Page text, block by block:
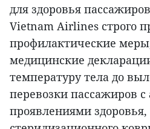
для здоровья
Vietnam Airlines строго
профилактические
медицинские
температуру тела до
перевозки пассажиров
проявлениями здоровья,